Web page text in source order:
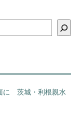
に 茨城・利根親水